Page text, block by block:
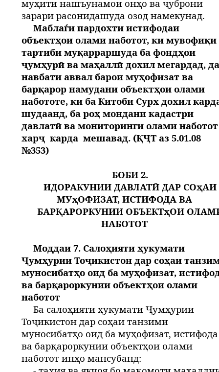
муҳити нашъунамои онҳо ва ҷуброни
зарари расонидашуда озод намекунад.
Маблаѓи пардохти истифодаи
объектҳои олами наботот, ки мувофиқи
тартиби муқарраршуда ба фондҳои
ҷумҳурӣ ва маҳаллӣ дохил мегардад,
навбати аввал барои муҳофизат ва
барқарор намудани объектҳои олами
набототе, ки ба Китоби Сурх дохил
шудаанд, ба роҳ мондани кадастри
давлатӣ ва мониторинги олами наботот
харҷ карда мешавад. (ҚҶТ аз 5.01.08
№353)
БОБИ 2.
ИДОРАКУНИИ ДАВЛАТӢ ДАР СОҳАИ
МУҳОФИЗАТ, ИСТИФОДА ВА
БАРҚАРОРКУНИИ ОБЪЕКТҳОИ
НАБОТОТ
Моддаи 7. Салоҳияти ҳукумати
Ҷумҳурии Тоҷикистон дар соҳаи
муносибатҳо оид ба муҳофизат,
ва барқароркунии объектҳои олами
наботот
Ба салоҳияти ҳукумати Ҷумҳурии
Тоҷикистон дар соҳаи танзими
муносибатҳо оид ба муҳофизат, истифода
ва барқароркунии объектҳои олами
наботот инҳо мансубанд: